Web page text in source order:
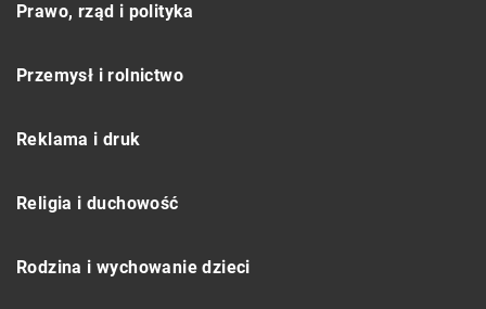
Prawo, rząd i polityka
Przemysł i rolnictwo
Reklama i druk
Religia i duchowość
Rodzina i wychowanie dzieci